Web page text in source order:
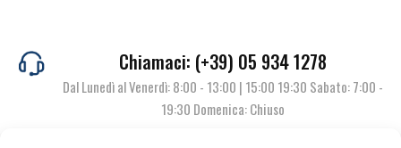
Chiamaci: (+39) 05 934 1278
Dal Lunedì al Venerdì: 8:00 - 13:00 | 15:00 19:30 Sabato: 7:00 -
19:30 Domenica: Chiuso